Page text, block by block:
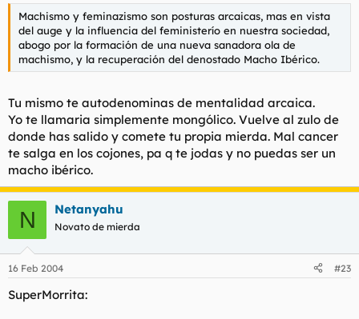
Machismo y feminazismo son posturas arcaicas, mas en vista
del auge y la influencia del feministerío en nuestra sociedad,
abogo por la formación de una nueva sanadora ola de
machismo, y la recuperación del denostado Macho Ibérico.
Tu mismo te autodenominas de mentalidad arcaica.
Yo te llamaria simplemente mongólico. Vuelve al zulo de
donde has salido y comete tu propia mierda. Mal cancer
te salga en los cojones, pa q te jodas y no puedas ser un
macho ibérico.
N Netanyahu
Novato de mierda
16 Feb 2004 #23
SuperMorrita: